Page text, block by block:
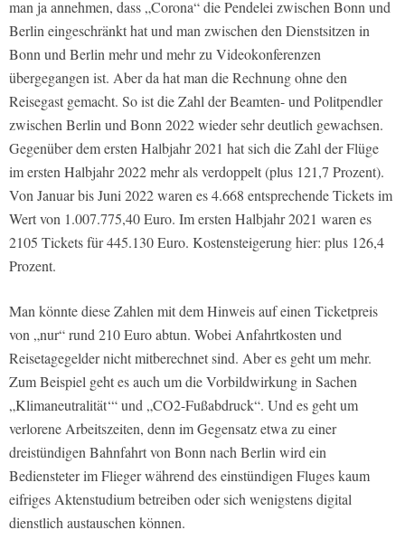
man ja annehmen, dass „Corona“ die Pendelei zwischen Bonn und
Berlin eingeschränkt hat und man zwischen den Dienstsitzen in
Bonn und Berlin mehr und mehr zu Videokonferenzen
übergegangen ist. Aber da hat man die Rechnung ohne den
Reisegast gemacht. So ist die Zahl der Beamten- und Politpendler
zwischen Berlin und Bonn 2022 wieder sehr deutlich gewachsen.
Gegenüber dem ersten Halbjahr 2021 hat sich die Zahl der Flüge
im ersten Halbjahr 2022 mehr als verdoppelt (plus 121,7 Prozent).
Von Januar bis Juni 2022 waren es 4.668 entsprechende Tickets im
Wert von 1.007.775,40 Euro. Im ersten Halbjahr 2021 waren es
2105 Tickets für 445.130 Euro. Kostensteigerung hier: plus 126,4
Prozent.
Man könnte diese Zahlen mit dem Hinweis auf einen Ticketpreis
von „nur“ rund 210 Euro abtun. Wobei Anfahrtkosten und
Reisetagegelder nicht mitberechnet sind. Aber es geht um mehr.
Zum Beispiel geht es auch um die Vorbildwirkung in Sachen
„Klimaneutralität‘“ und „CO2-Fußabdruck“. Und es geht um
verlorene Arbeitszeiten, denn im Gegensatz etwa zu einer
dreistündigen Bahnfahrt von Bonn nach Berlin wird ein
Bediensteter im Flieger während des einstündigen Fluges kaum
eifriges Aktenstudium betreiben oder sich wenigstens digital
dienstlich austauschen können.